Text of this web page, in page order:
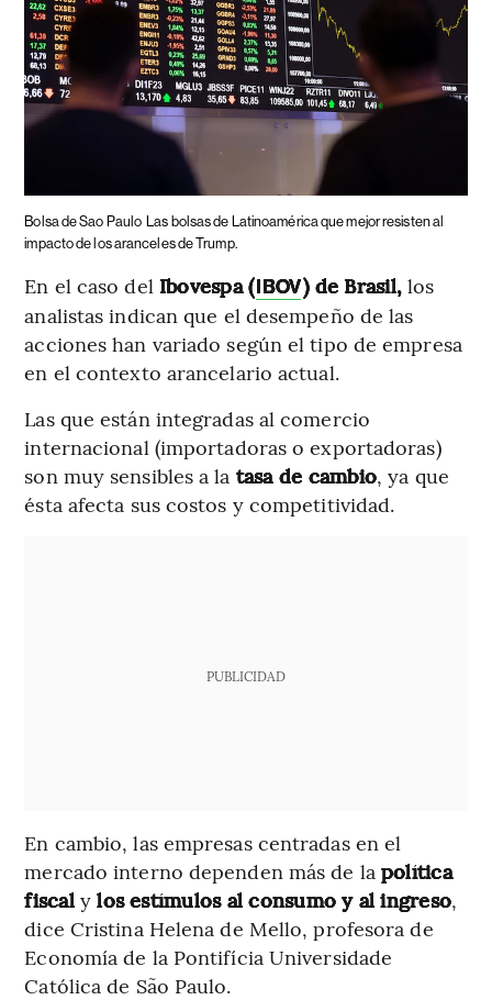
Bolsa de Sao Paulo
Las bolsas de Latinoamérica que mejor resisten al
impacto de los aranceles de Trump.
En el caso del Ibovespa (IBOV) de Brasil, los
analistas indican que el desempeño de las
acciones han variado según el tipo de empresa
en el contexto arancelario actual.
Las que están integradas al comercio
internacional (importadoras o exportadoras)
son muy sensibles a la tasa de cambio, ya que
ésta afecta sus costos y competitividad.
PUBLICIDAD
En cambio, las empresas centradas en el
mercado interno dependen más de la política
fiscaly los estímulos al consumo y al ingreso,
dice Cristina Helena de Mello, profesora de
Economía de la Pontifícia Universidade
Católica de São Paulo.